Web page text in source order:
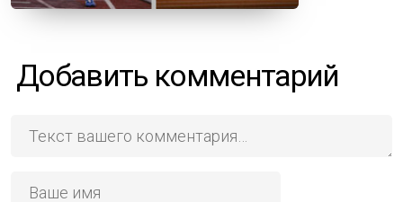
Добавить комментарий